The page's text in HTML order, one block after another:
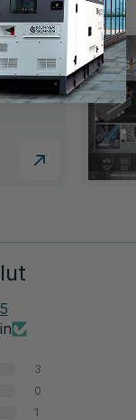
3
0
1